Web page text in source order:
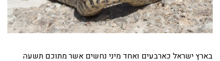
בארץ ישראל כארבעים ואחד מיני נחשים אשר מתוכם תשעה